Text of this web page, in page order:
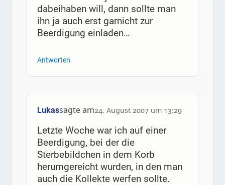
dabeihaben will, dann sollte man
ihn ja auch erst garnicht zur
Beerdigung einladen…
Antworten
Lukassagte am24. August 2007 um 13:29
Letzte Woche war ich auf einer
Beerdigung, bei der die
Sterbebildchen in dem Korb
herumgereicht wurden, in den man
auch die Kollekte werfen sollte.